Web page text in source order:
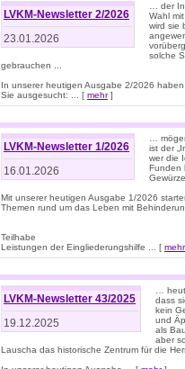
LVKM-Newsletter 2/2026
23.01.2026
… der
Wahl
wird sie
solche
gebrauchen ...
In unserer heutigen Ausgabe 2/2026
Sie ausgesucht: ... [ mehr]
LVKM-Newsletter 1/2026
16.01.2026
…
ist der
wer die
Funden
Mit unserer heutigen Ausgabe 1/2026
Themen rund um das Leben mit
Teilhabe
Leistungen der Eingliederungshilfe ... [ mehr
LVKM-Newsletter 43/2025
19.12.2025
…
dass
kein
und
als
aber
Lauscha das historische Zentrum für die